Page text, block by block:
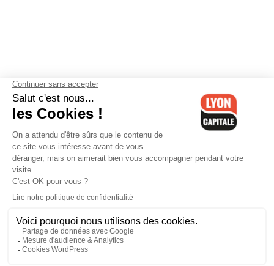
Contactez-nous-Mentions légales-CGV-Politique de
confidentialité-Gestion des cookies